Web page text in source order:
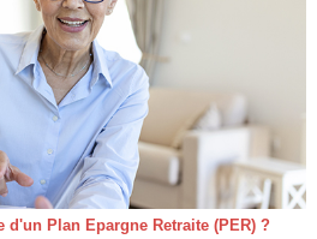
d'un Plan Epargne Retraite (PER) ?